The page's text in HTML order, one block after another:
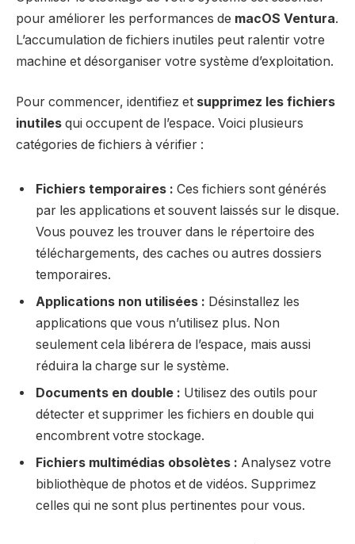
pour améliorer les performances de macOS Ventura.
L’accumulation de fichiers inutiles peut ralentir votre
machine et désorganiser votre système d’exploitation.
Pour commencer, identifiez et supprimez les fichiers
inutiles qui occupent de l’espace. Voici plusieurs
catégories de fichiers à vérifier :
Fichiers temporaires : Ces fichiers sont générés
par les applications et souvent laissés sur le disque.
Vous pouvez les trouver dans le répertoire des
téléchargements, des caches ou autres dossiers
temporaires.
Applications non utilisées : Désinstallez les
applications que vous n’utilisez plus. Non
seulement cela libérera de l’espace, mais aussi
réduira la charge sur le système.
Documents en double : Utilisez des outils pour
détecter et supprimer les fichiers en double qui
encombrent votre stockage.
Fichiers multimédias obsolètes : Analysez votre
bibliothèque de photos et de vidéos. Supprimez
celles qui ne sont plus pertinentes pour vous.